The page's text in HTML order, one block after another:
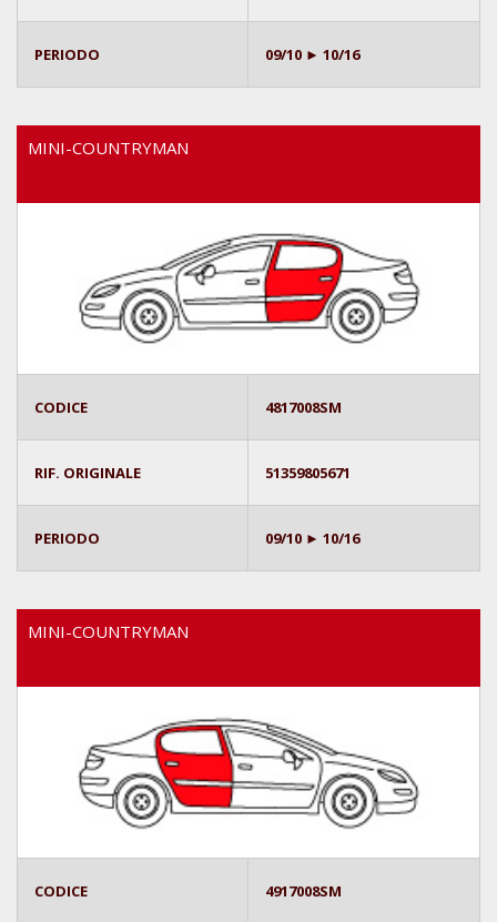
PERIODO 09/10 ► 10/16
MINI-COUNTRYMAN
CODICE 4817008SM
RIF. ORIGINALE 51359805671
PERIODO 09/10 ► 10/16
MINI-COUNTRYMAN
CODICE 4917008SM